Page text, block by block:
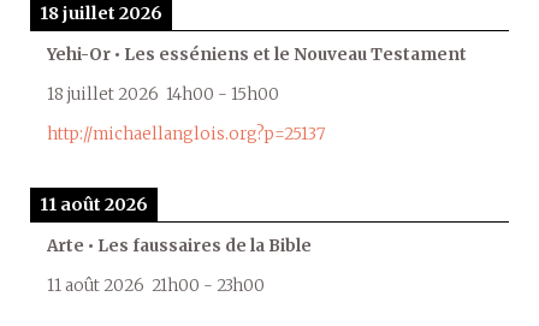
18 juillet 2026
Yehi-Or • Les esséniens et le Nouveau Testament
18 juillet 2026 14h00 - 15h00
http://michaellanglois.org?p=25137
11 août 2026
Arte • Les faussaires de la Bible
11 août 2026 21h00 - 23h00